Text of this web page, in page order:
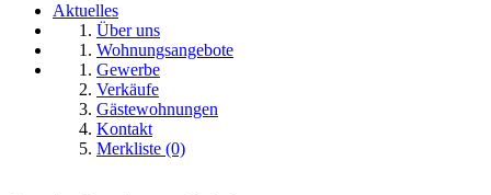
Aktuelles
Über uns
Wohnungsangebote
Gewerbe
Verkäufe
Gästewohnungen
Kontakt
Merkliste (0)